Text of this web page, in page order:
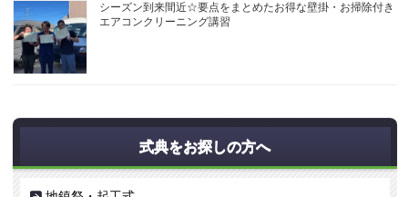
シーズン到来間近☆要点をまとめたお得な壁掛・お掃除付き
エアコンクリーニング講習
式典をお探しの方へ